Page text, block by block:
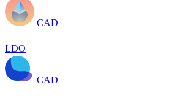
CAD
LDO
CAD